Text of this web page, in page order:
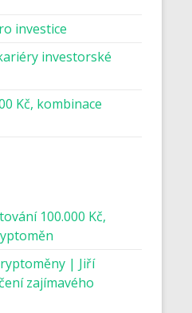
investice
investorské
Kč, kombinace
100.000 Kč,
| Jiří
zajímavého